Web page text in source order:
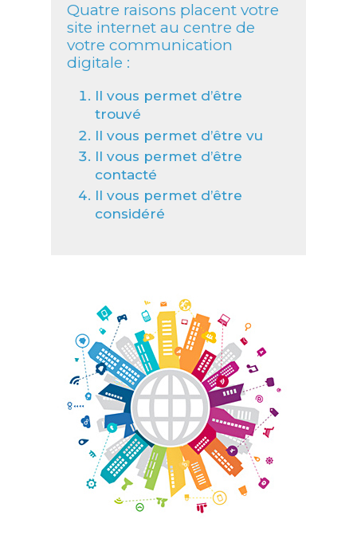
Quatre raisons placent votre
site internet au centre de
votre communication
digitale :
Il vous permet d’être
trouvé
Il vous permet d’être vu
Il vous permet d’être
contacté
Il vous permet d’être
considéré